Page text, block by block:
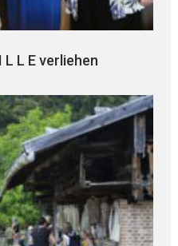
L L E verliehen